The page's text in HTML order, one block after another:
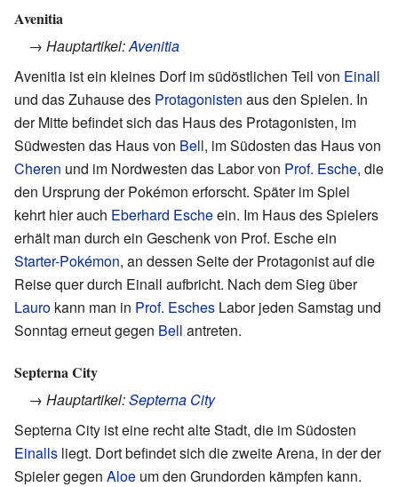
Avenitia
→ Hauptartikel:Avenitia
Avenitia ist ein kleines Dorf im südöstlichen Teil von Einall
und das Zuhause des Protagonisten aus den Spielen. In
der Mitte befindet sich das Haus des Protagonisten, im
Südwesten das Haus von Bell, im Südosten das Haus von
Cheren und im Nordwesten das Labor von Prof. Esche, die
den Ursprung der Pokémon erforscht. Später im Spiel
kehrt hier auch Eberhard Escheein. Im Haus des Spielers
erhält man durch ein Geschenk von Prof. Esche ein
Starter-Pokémon, an dessen Seite der Protagonist auf die
Reise quer durch Einall aufbricht. Nach dem Sieg über
Lauro kann man in Prof. Esches Labor jeden Samstag und
Sonntag erneut gegen Bell antreten.
Septerna City
→ Hauptartikel:Septerna City
Septerna City ist eine recht alte Stadt, die im Südosten
Einalls liegt. Dort befindet sich die zweite Arena, in der der
Spieler gegen Aloe um den Grundorden kämpfen kann.